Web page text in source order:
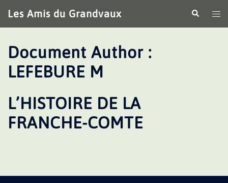
au
contenu
Les Amis du Grandvaux
le
Document Author :
LEFEBURE M
L’HISTOIRE DE LA
FRANCHE-COMTE